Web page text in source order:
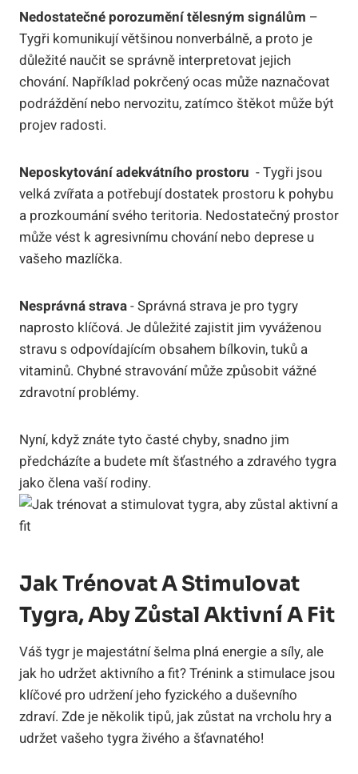
Nedostatečné porozumění⁤ tělesným ‌signálům –
Tygři ‍komunikují většinou nonverbálně, a proto ‌je​
důležité naučit⁤ se správně‌ interpretovat jejich
chování. Například pokrčený ⁤ocas může naznačovat⁤
podráždění nebo nervozitu, zatímco štěkot může být
projev radosti.
Neposkytování‍ adekvátního prostoru ‌ -‍ Tygři⁤ jsou
‍velká zvířata a potřebují ​dostatek prostoru⁢ k ‌pohybu
a​ prozkoumání svého teritoria. Nedostatečný ‍prostor
může vést​ k agresivnímu chování nebo deprese u
vašeho mazlíčka.
Nesprávná strava-⁢ Správná strava je pro tygry
naprosto klíčová. Je ‍důležité‌ zajistit⁣ jim vyváženou
stravu s odpovídajícím obsahem bílkovin, ‍tuků ‌a ​
vitaminů. Chybné stravování může způsobit vážné⁣
zdravotní problémy.
Nyní, když znáte tyto⁢ časté ⁢chyby, snadno jim
předcházíte a‌ budete mít šťastného a⁤ zdravého tygra
⁤jako člena ​vaší rodiny.
Jak Trénovat A Stimulovat
Tygra, Aby Zůstal Aktivní A⁢ Fit
Váš tygr je ‌majestátní ⁢šelma plná energie a síly,​ ale
jak ho udržet‌ aktivního ‍a ‍fit? Trénink a ⁤stimulace​ jsou
klíčové ​pro ⁤udržení jeho ​fyzického a‌ duševního​
zdraví.⁢ Zde ‍je několik tipů, jak zůstat na vrcholu hry a
udržet ‌vašeho⁤ tygra živého a ⁢šťavnatého!